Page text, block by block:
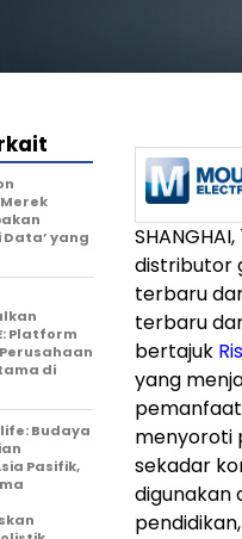
distributor
terbaru
terbaru
bertajuk
yang
menyoroti
sekadar
digunakan
yang
Platform
di
Budaya
Pasifik,